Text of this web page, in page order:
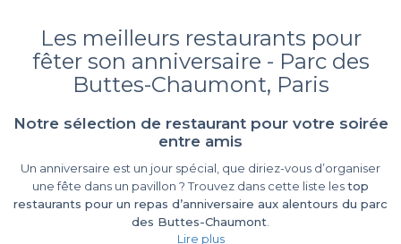
Les meilleurs restaurants pour
fêter son anniversaire - Parc des
Buttes-Chaumont, Paris
Notre sélection de restaurant pour votre soirée
entre amis
Un anniversaire est un jour spécial, que diriez-vous d’organiser
une fête dans un pavillon ? Trouvez dans cette liste lestop
restaurants pour un repas d’anniversaire aux alentours du parc
des Buttes-Chaumont
Lire plus